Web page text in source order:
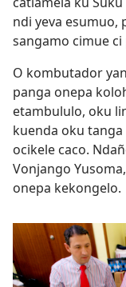
ndi yeva esumuo,
sangamo cimue
O kombutador
panga onepa
etambululo, oku
kuenda oku tanga
ocikele caco.
Vonjango
onepa kekongelo.